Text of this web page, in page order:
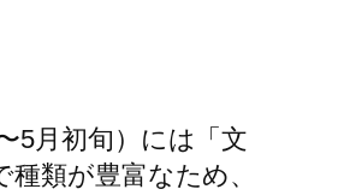
5月初旬）には「文
類が豊富なため、